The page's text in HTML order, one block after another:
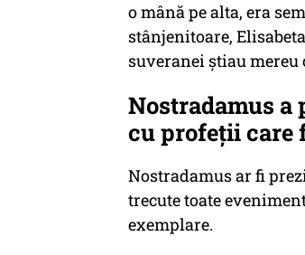
o mână pe alta, era
stânjenitoare,
suveranei ştiau
Nostradamus a
cu profeții care
Nostradamus ar fi
trecute toate
exemplare.